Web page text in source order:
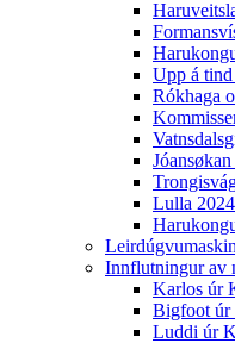
Upp á
Rókhaga
Lulla 2024
Innflutningur av
Karlos úr
Bigfoot úr
Luddi úr